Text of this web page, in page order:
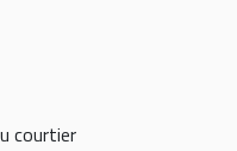
courtier